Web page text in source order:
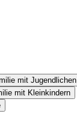
mit Jugendlichen
mit Kleinkindern